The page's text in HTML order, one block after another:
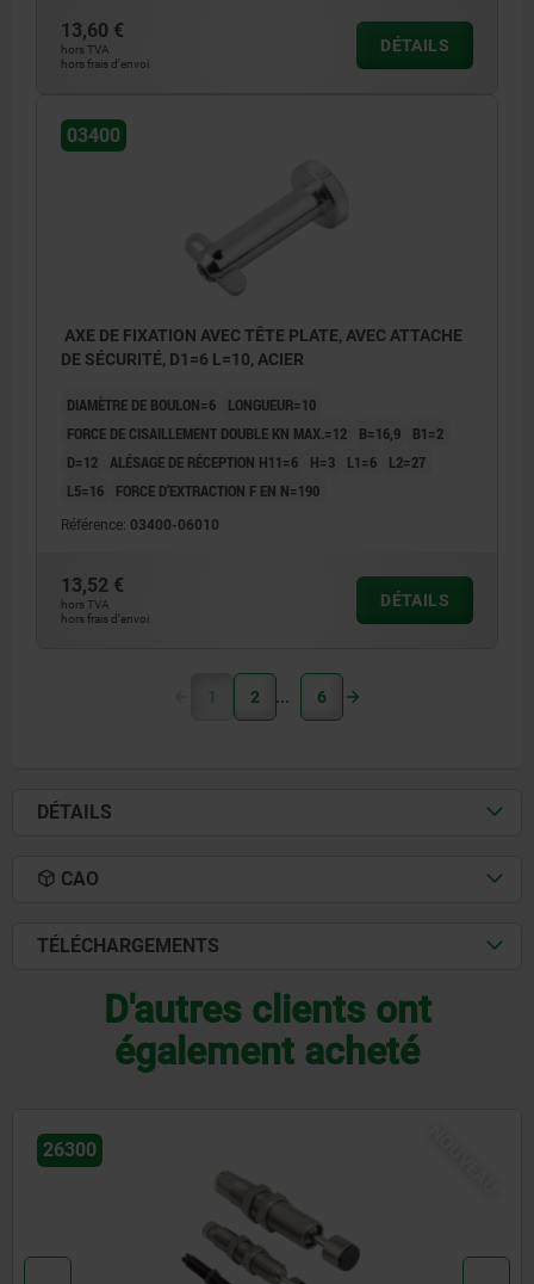
13,60 €
hors TVA
hors frais d’envoi
DÉTAILS
03400
AXE DE FIXATION AVEC TÊTE PLATE, AVEC ATTACHE
DE SÉCURITÉ, D1=6 L=10, ACIER
DIAMÈTRE DE BOULON=6
LONGUEUR=10
FORCE DE CISAILLEMENT DOUBLE KN MAX.=12
B=16,9
B1=2
D=12 ALÉSAGE DE RÉCEPTION H11=6 H=3 L1=6
L2=27
L5=16
FORCE D’EXTRACTION F EN N=190
Référence: 03400-06010
13,52 €
hors TVA
hors frais d’envoi
DÉTAILS
1 2 6
DÉTAILS
CAO
TÉLÉCHARGEMENTS
D'autres clients ont
également acheté
26300